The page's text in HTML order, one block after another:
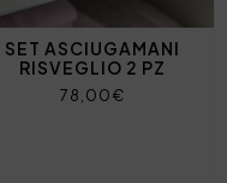
SET ASCIUGAMANI
RISVEGLIO 2 PZ
78,00€